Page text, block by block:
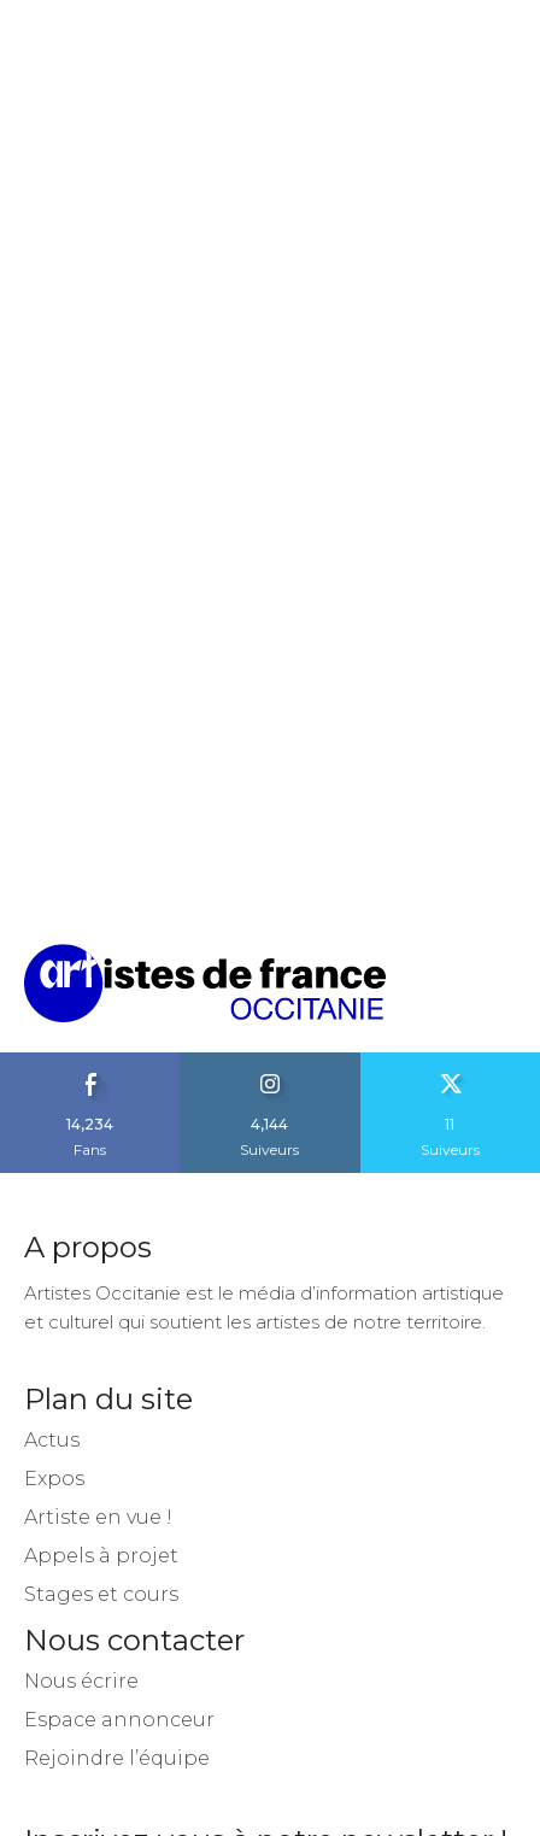
14,234
Fans
4,144
Suiveurs
11
Suiveurs
A propos
Artistes Occitanie est le média d’information artistique
et culturel qui soutient les artistes de notre territoire.
Plan du site
Actus
Expos
Artiste en vue !
Appels à projet
Stages et cours
Nous contacter
Nous écrire
Espace annonceur
Rejoindre l’équipe